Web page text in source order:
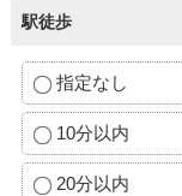
駅徒歩
指定なし
10分以内
20分以内